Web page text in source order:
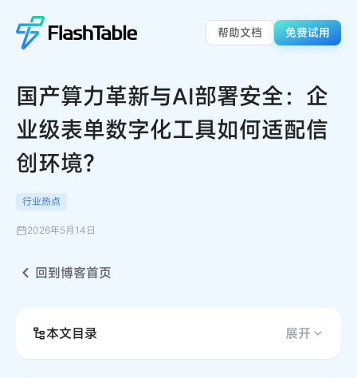
帮助文档 免费试用
国产算力革新与AI部署安全：企
业级表单数字化工具如何适配信
创环境？
行业热点
2026年5月14日
回到博客首页
本文目录 展开